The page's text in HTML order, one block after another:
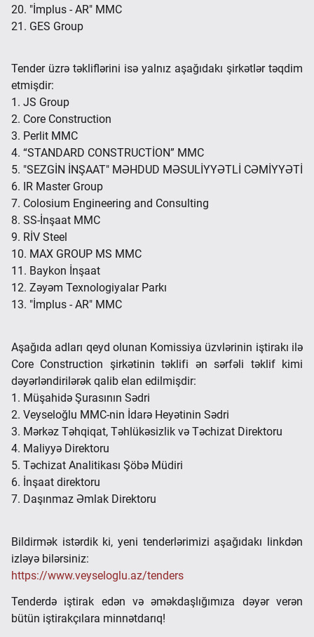
20. "İmplus - AR" MMC
21. GES Group
Tender üzrə təkliflərini isə yalnız aşağıdakı şirkətlər təqdim
etmişdir:
1. JS Group
2. Core Construction
3. Perlit MMC
4. “STANDARD CONSTRUCTİON” MMC
5. "SEZGİN İNŞAAT" MƏHDUD MƏSULİYYƏTLİ CƏMİYYƏTİ
6. IR Master Group
7. Colosium Engineering and Consulting
8. SS-İnşaat MMC
9. RİV Steel
10. MAX GROUP MS MMC
11. Baykon İnşaat
12. Zəyəm Texnologiyalar Parkı
13. "İmplus - AR" MMC
Aşağıda adları qeyd olunan Komissiya üzvlərinin iştirakı ilə
Core Construction şirkətinin təklifi ən sərfəli təklif kimi
dəyərləndirilərək qalib elan edilmişdir:
1. Müşahidə Şurasının Sədri
2. Veyseloğlu MMC-nin İdarə Heyətinin Sədri
3. Mərkəz Təhqiqat, Təhlükəsizlik və Təchizat Direktoru
4. Maliyyə Direktoru
5. Təchizat Analitikası Şöbə Müdiri
6. İnşaat direktoru
7. Daşınmaz Əmlak Direktoru
Bildirmək istərdik ki, yeni tenderlərimizi aşağıdakı linkdən
izləyə bilərsiniz:
https://www.veyseloglu.az/tenders
Tenderdə iştirak edən və əməkdaşlığımıza dəyər verən
bütün iştirakçılara minnətdarıq!